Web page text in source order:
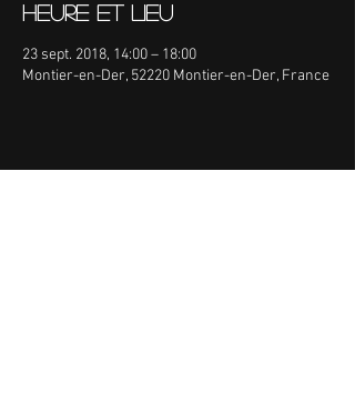
Heure et lieu
23 sept. 2018, 14:00 – 18:00
Montier-en-Der, 52220 Montier-en-Der, France